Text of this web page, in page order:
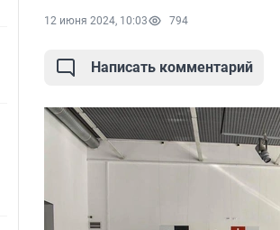
12 июня 2024, 10:03 794
Написать комментарий